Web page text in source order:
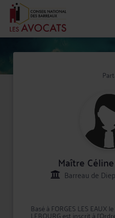
Maître
Barreau de
Basé à FORGES LES EAUX
LEBOURG est inscrit à